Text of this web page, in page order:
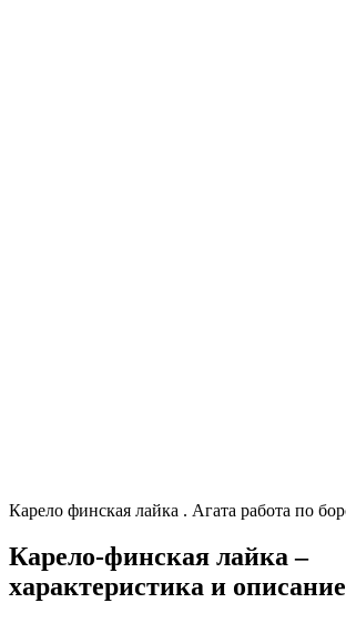
Карело финская лайка . Агата работа по
Карело-финская лайка –
характеристика и